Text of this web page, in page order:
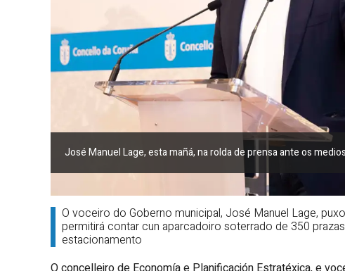
José Manuel Lage, esta mañá, na rolda de prensa ante os
O voceiro do Goberno municipal, José Manuel Lage,
permitirá contar cun aparcadoiro soterrado de 350
estacionamento